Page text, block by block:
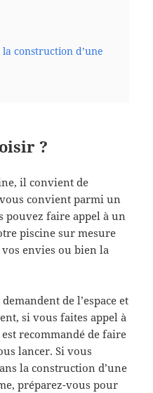
construction d’une
?
il convient de
convient parmi un
pouvez faire appel à un
piscine sur mesure
envies ou bien la
de l’espace et
si vous faites appel à
recommandé de faire
lancer. Si vous
la construction d’une
préparez-vous pour